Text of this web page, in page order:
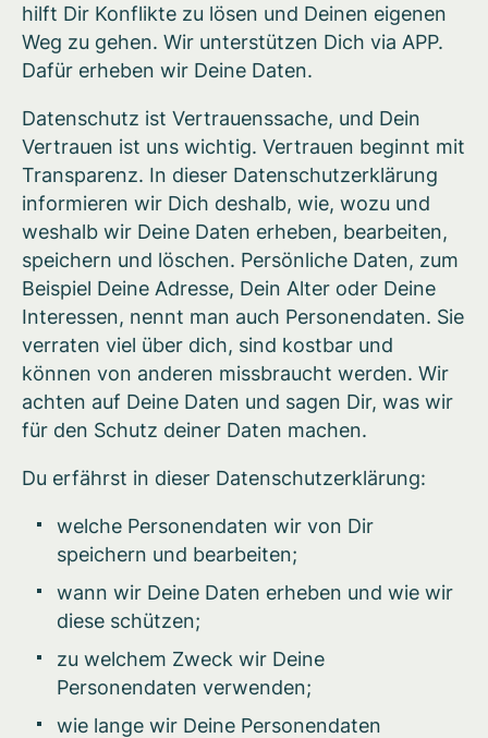
hilft Dir Konflikte zu lösen und Deinen eigenen
Weg zu gehen. Wir unterstützen Dich via APP.
Dafür erheben wir Deine Daten.
Datenschutz ist Vertrauenssache, und Dein
Vertrauen ist uns wichtig. Vertrauen beginnt mit
Transparenz. In dieser Datenschutzerklärung
informieren wir Dich deshalb, wie, wozu und
weshalb wir Deine Daten erheben, bearbeiten,
speichern und löschen. Persönliche Daten, zum
Beispiel Deine Adresse, Dein Alter oder Deine
Interessen, nennt man auch Personendaten. Sie
verraten viel über dich, sind kostbar und
können von anderen missbraucht werden. Wir
achten auf Deine Daten und sagen Dir, was wir
für den Schutz deiner Daten machen.
Du erfährst in dieser Datenschutzerklärung:
welche Personendaten wir von Dir
speichern und bearbeiten;
wann wir Deine Daten erheben und wie wir
diese schützen;
zu welchem Zweck wir Deine
Personendaten verwenden;
wie lange wir Deine Personendaten